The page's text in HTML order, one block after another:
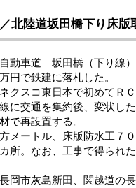
北陸道坂田橋下り床
動車道 坂田橋（下り線
円で鉄建に落札した。
クスコ東日本で初めてＲ
に交通を集約後、変状し
で再設置する。
メートル、床版防水工７
所。なお、工事で得られ
市灰島新田、関越道の